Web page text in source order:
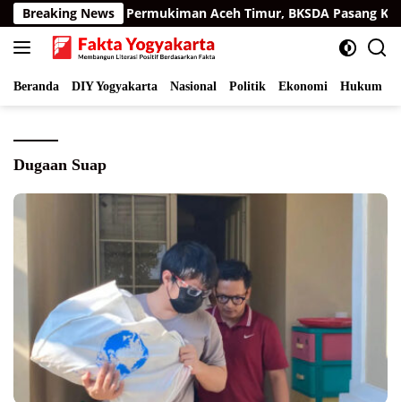
Langsung
ke
konten
Breaking News
Sumatra di Permukiman Aceh Timur, BKSDA Pasang
Beranda DIY Yogyakarta Nasional Politik Ekonomi Hukum
Dugaan Suap